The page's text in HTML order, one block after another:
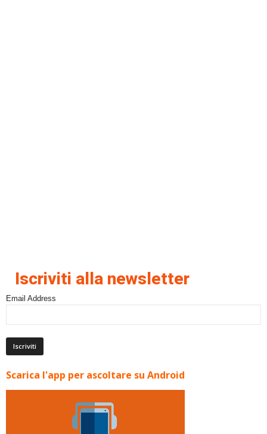
Iscriviti alla newsletter
Email Address
Scarica l'app per ascoltare su Android